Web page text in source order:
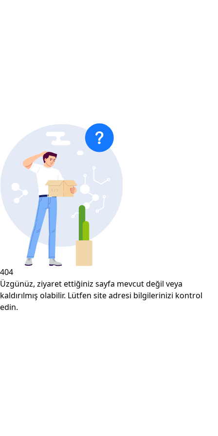
404
Üzgünüz, ziyaret ettiğiniz sayfa mevcut değil veya
kaldırılmış olabilir. Lütfen site adresi bilgilerinizi kontrol
edin.